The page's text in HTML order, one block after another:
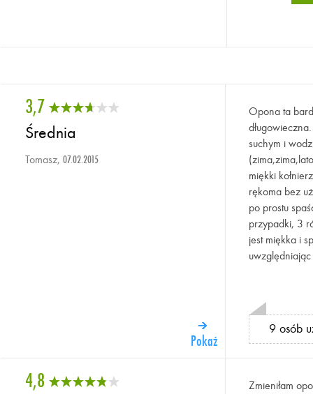
3,7
Średnia
Tomasz, 07.02.2015
Pokaż
Opona ta
suchym i
miękki
rękoma bez
po prostu
przypadki, 3
jest miękka i
9 osób
4,8
Zmieniłam